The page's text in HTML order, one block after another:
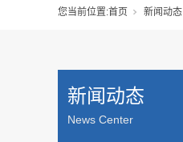
您当前位置:首页 新闻动态
新闻动态
News Center